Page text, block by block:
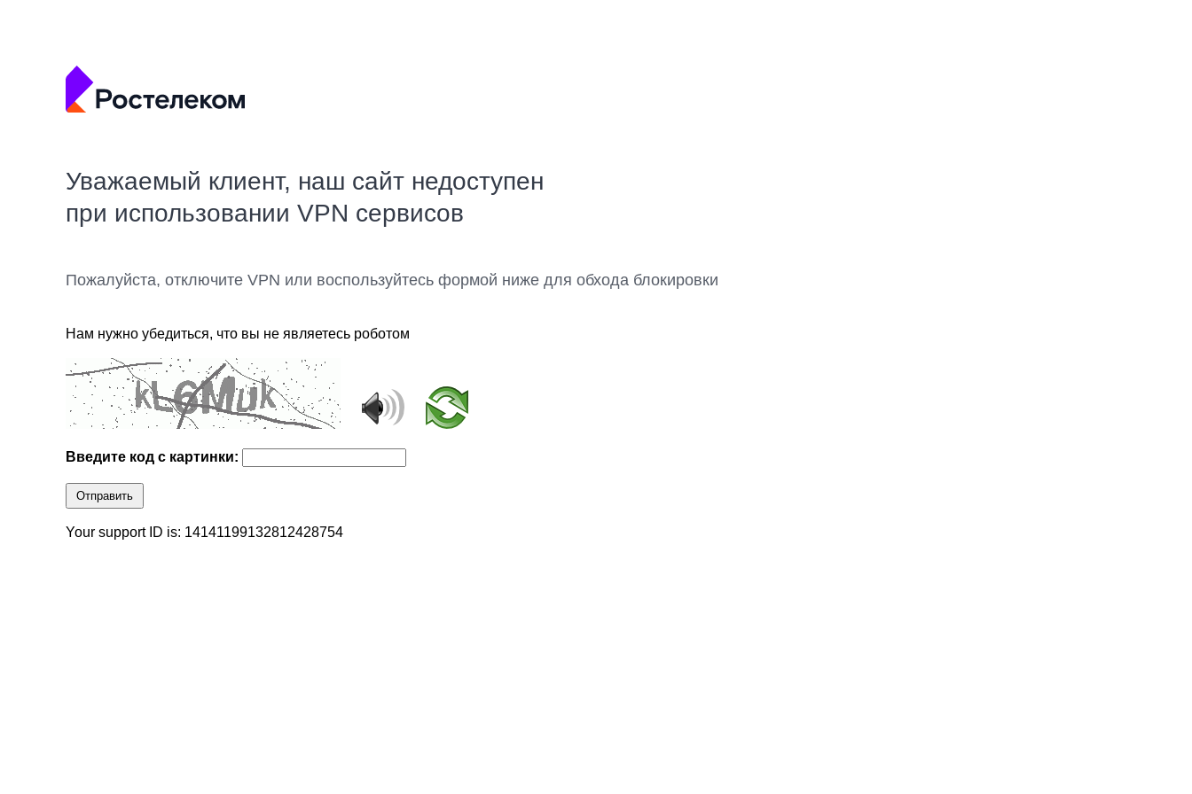
Уважаемый клиент, наш сайт недоступен
при использовании VPN сервисов
Пожалуйста, отключите VPN или воспользуйтесь формой ниже для обхода блокировки
Нам нужно убедиться, что вы не являетесь роботом
Введите код с картинки:
Отправить
Your support ID is: 14141199132812428754